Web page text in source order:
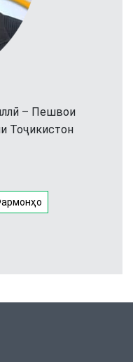
– Пешвои
Тоҷикистон